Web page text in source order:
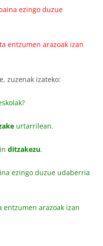
ezingo duzue
entzumen arazoak izan
zuzenak izateko:
urtarrilean.
ditzakezu.
ezingo duzue udaberria
arazoak izan